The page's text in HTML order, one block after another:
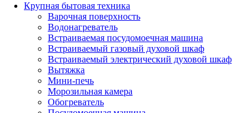
Крупная бытовая техника
Варочная поверхность
Водонагреватель
Встраиваемая посудомоечная машина
Встраиваемый газовый духовой шкаф
Встраиваемый электрический духовой шкаф
Вытяжка
Мини-печь
Морозильная камера
Обогреватель